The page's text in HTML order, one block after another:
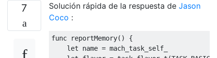
7 Solución rápida de la respuesta de Jason
Coco :
func reportMemory()
{
    let name
= mach_task_self_